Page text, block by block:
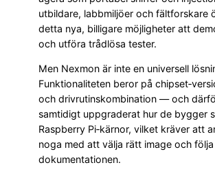
utbildare, labbmiljöer och fältforskare
detta nya, billigare möjligheter att
och utföra trådlösa tester.
Men Nexmon är inte en universell
Funktionaliteten beror på
och drivrutinskombination — och
samtidigt uppgraderat hur de bygger
Raspberry Pi‑kärnor, vilket kräver att
noga med att välja rätt image och följa
dokumentationen.